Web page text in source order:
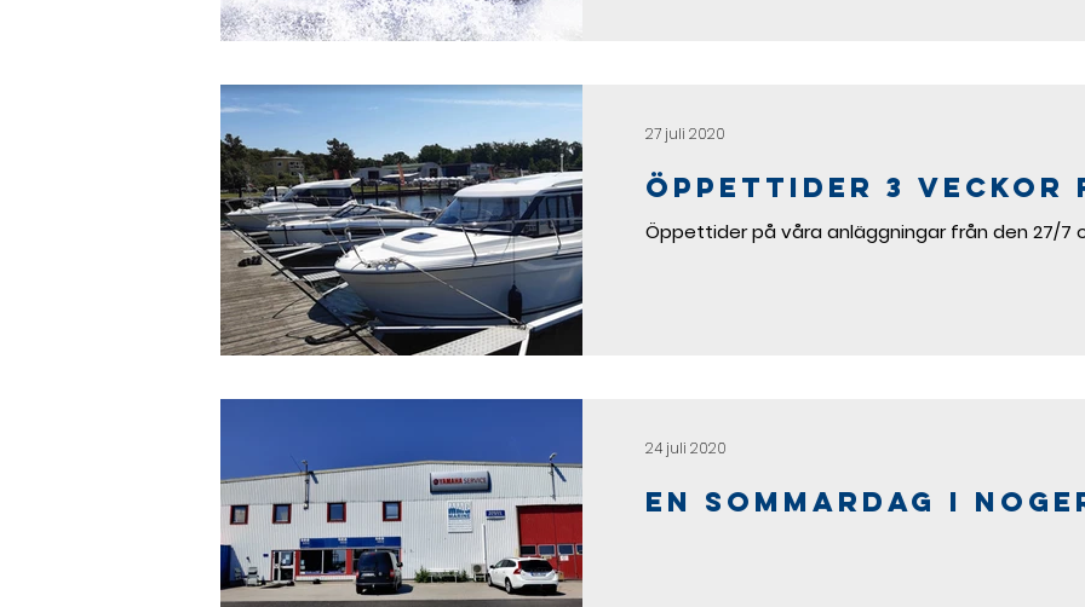
Öppettider 3 veckor
Öppettider på våra anläggningar från den 27/7
27 juli 2020
En sommardag i
24 juli 2020